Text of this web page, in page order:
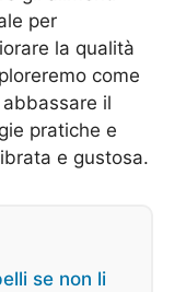
per
la qualità
come
il
pratiche e
e gustosa.
se non li